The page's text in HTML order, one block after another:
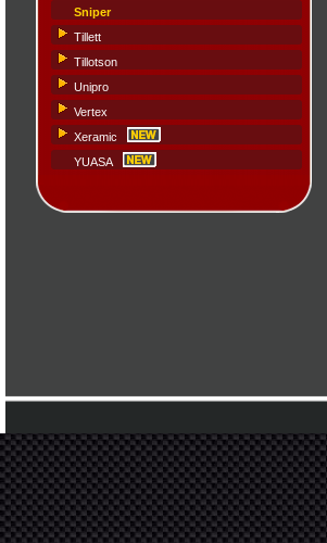
Sniper
Tillett
Tillotson
Unipro
Vertex
Xeramic
YUASA